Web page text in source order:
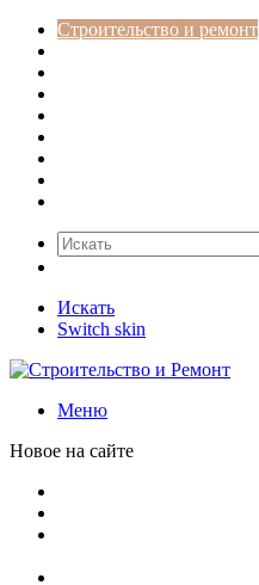
Строительство и ремонт
Искать
Switch skin
Меню
Новое на сайте